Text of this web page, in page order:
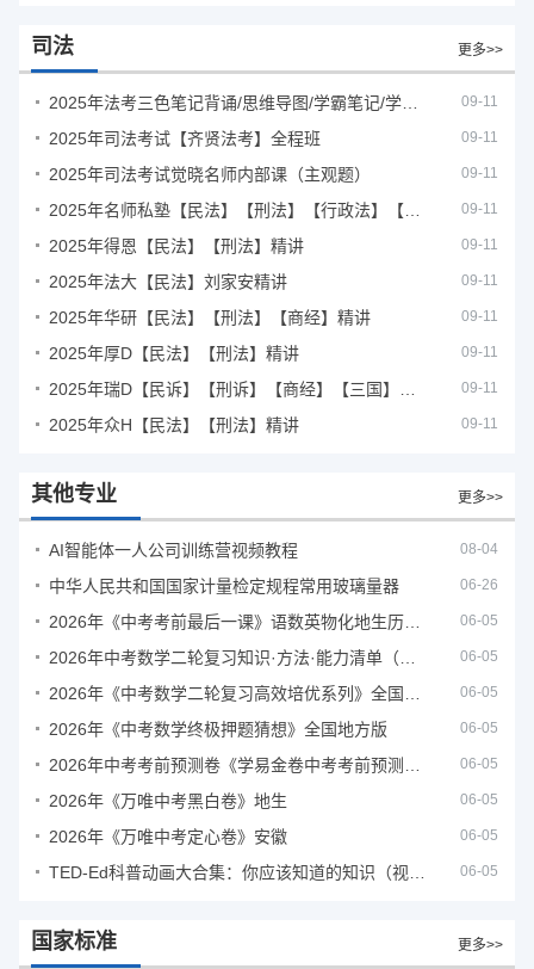
司法 更多>>
09-11
2025年司法考试【齐贤法考】全程班 09-11
2025年司法考试觉晓名师内部课（主观题） 09-11
09-11
2025年得恩【民法】【刑法】精讲 09-11
2025年法大【民法】刘家安精讲 09-11
2025年华研【民法】【刑法】【商经】精讲 09-11
2025年厚D【民法】【刑法】精讲 09-11
09-11
2025年众H【民法】【刑法】精讲 09-11
其他专业 更多>>
AI智能体一人公司训练营视频教程 08-04
中华人民共和国国家计量检定规程常用玻璃量器 06-26
06-05
06-05
06-05
2026年《中考数学终极押题猜想》全国地方版 06-05
06-05
2026年《万唯中考黑白卷》地生 06-05
2026年《万唯中考定心卷》安徽 06-05
06-05
国家标准 更多>>